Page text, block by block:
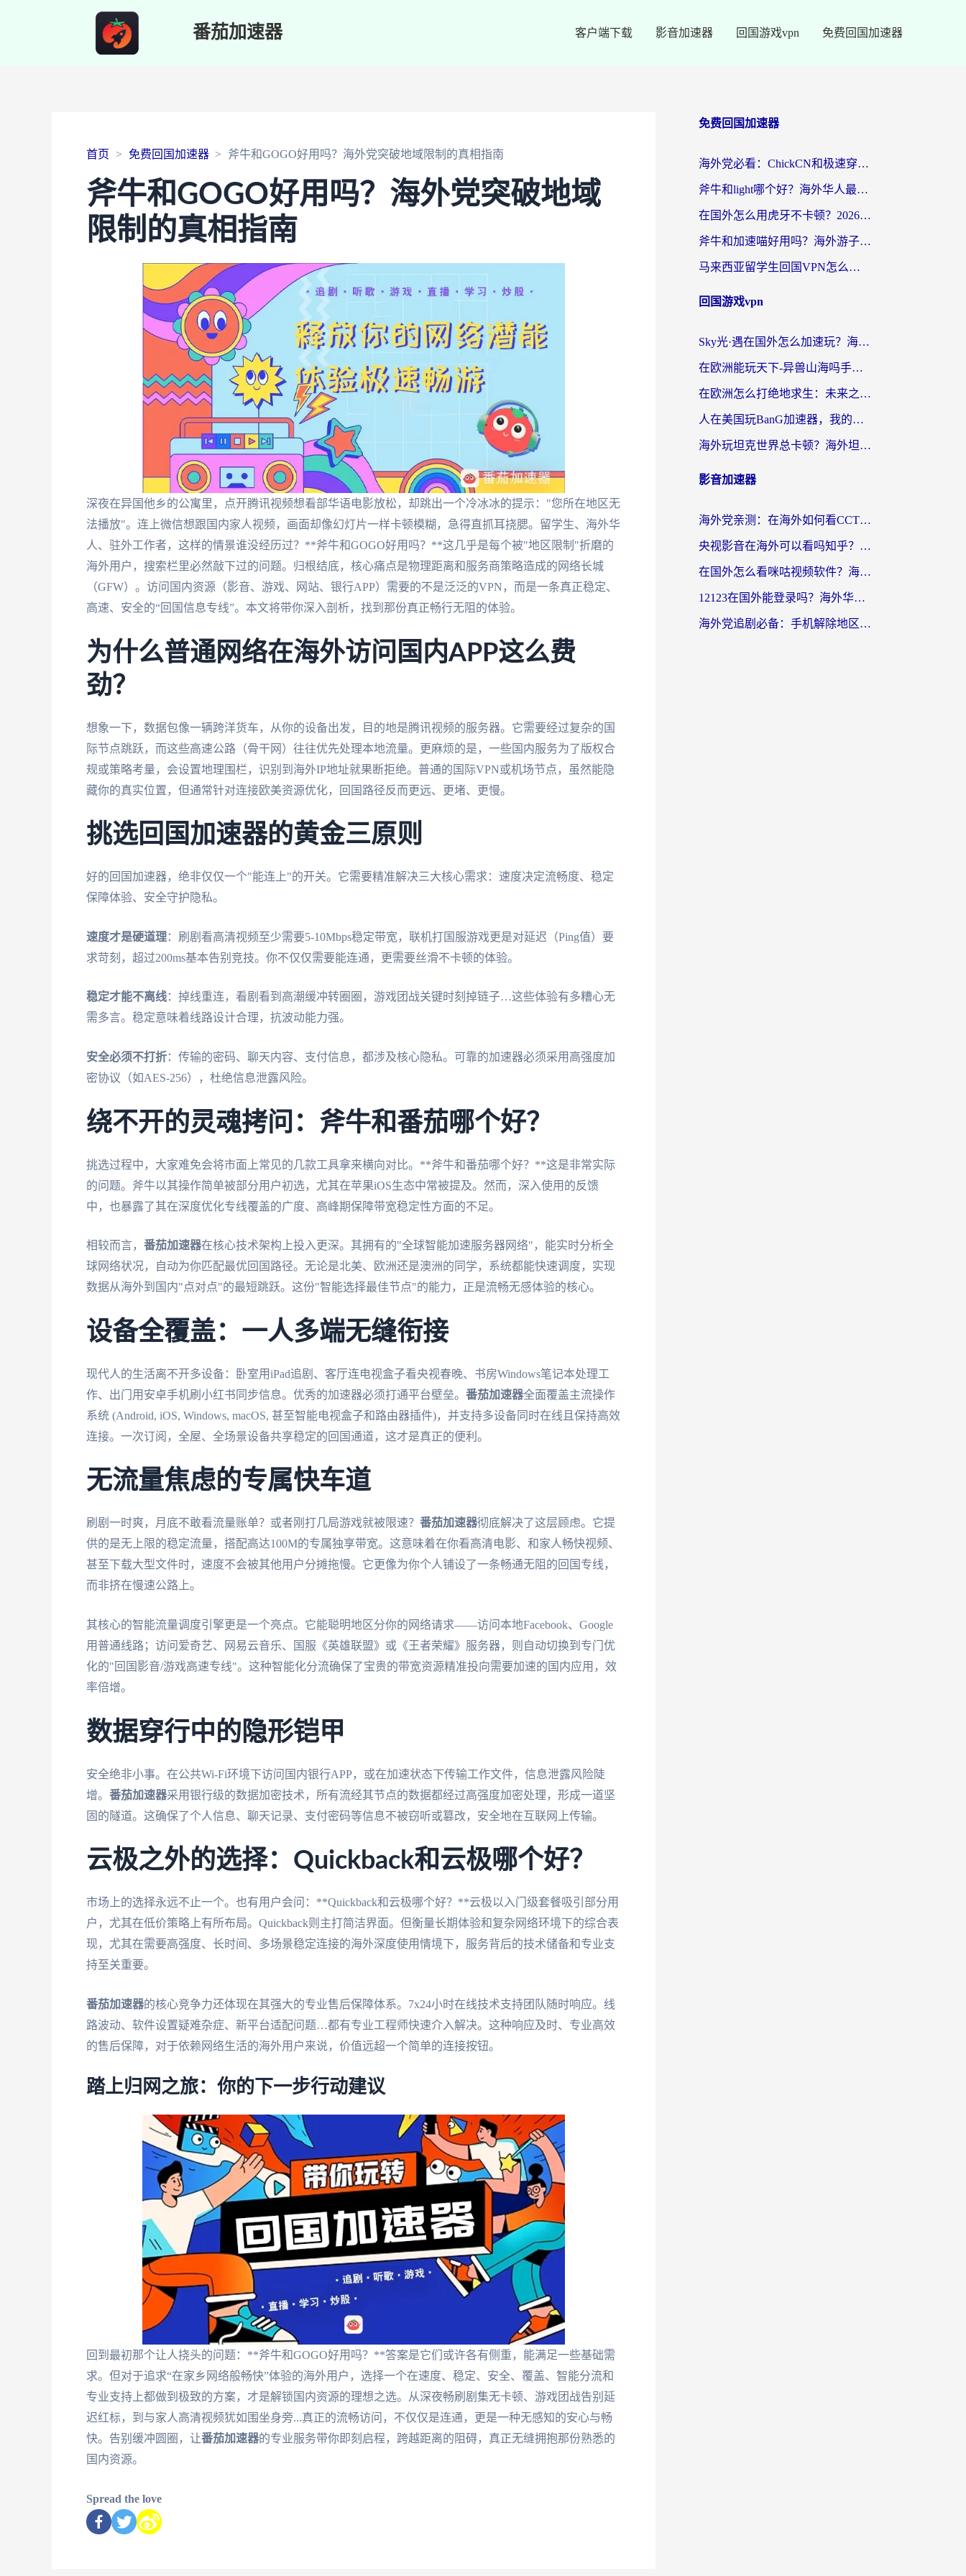
番茄加速器 客户端下载 影音加速器 回国游戏vpn 免费回国加速器
首页 免费回国加速器 斧牛和GOGO好用吗？海外党突破地域限制的真相指南
斧牛和GOGO好用吗？海外党突破地域
限制的真相指南
深夜在异国他乡的公寓里，点开腾讯视频想看部华语电影放松，却跳出一个冷冰冰的提示："您所在地区无
法播放"。连上微信想跟国内家人视频，画面却像幻灯片一样卡顿模糊，急得直抓耳挠腮。留学生、海外华
人、驻外工作者，这样的情景谁没经历过？**斧牛和GOGO好用吗？**这几乎是每个被"地区限制"折磨的
海外用户，搜索栏里必然敲下过的问题。归根结底，核心痛点是物理距离和服务商策略造成的网络长城
（GFW）。访问国内资源（影音、游戏、网站、银行APP）需要的不是泛泛的VPN，而是一条真正稳定、
高速、安全的“回国信息专线”。本文将带你深入剖析，找到那份真正畅行无阻的体验。
为什么普通网络在海外访问国内APP这么费
劲？
想象一下，数据包像一辆跨洋货车，从你的设备出发，目的地是腾讯视频的服务器。它需要经过复杂的国
际节点跳跃，而这些高速公路（骨干网）往往优先处理本地流量。更麻烦的是，一些国内服务为了版权合
规或策略考量，会设置地理围栏，识别到海外IP地址就果断拒绝。普通的国际VPN或机场节点，虽然能隐
藏你的真实位置，但通常针对连接欧美资源优化，回国路径反而更远、更堵、更慢。
挑选回国加速器的黄金三原则
好的回国加速器，绝非仅仅一个"能连上"的开关。它需要精准解决三大核心需求：速度决定流畅度、稳定
保障体验、安全守护隐私。
速度才是硬道理：刷剧看高清视频至少需要5-10Mbps稳定带宽，联机打国服游戏更是对延迟（Ping值）要
求苛刻，超过200ms基本告别竞技。你不仅仅需要能连通，更需要丝滑不卡顿的体验。
稳定才能不离线：掉线重连，看剧看到高潮缓冲转圈圈，游戏团战关键时刻掉链子…这些体验有多糟心无
需多言。稳定意味着线路设计合理，抗波动能力强。
安全必须不打折：传输的密码、聊天内容、支付信息，都涉及核心隐私。可靠的加速器必须采用高强度加
密协议（如AES-256），杜绝信息泄露风险。
绕不开的灵魂拷问：斧牛和番茄哪个好？
挑选过程中，大家难免会将市面上常见的几款工具拿来横向对比。**斧牛和番茄哪个好？**这是非常实际
的问题。斧牛以其操作简单被部分用户初选，尤其在苹果iOS生态中常被提及。然而，深入使用的反馈
中，也暴露了其在深度优化专线覆盖的广度、高峰期保障带宽稳定性方面的不足。
相较而言， 番茄加速器在核心技术架构上投入更深。其拥有的"全球智能加速服务器网络"，能实时分析全
球网络状况，自动为你匹配最优回国路径。无论是北美、欧洲还是澳洲的同学，系统都能快速调度，实现
数据从海外到国内"点对点"的最短跳跃。这份"智能选择最佳节点"的能力，正是流畅无感体验的核心。
设备全覆盖：一人多端无缝衔接
现代人的生活离不开多设备：卧室用iPad追剧、客厅连电视盒子看央视春晚、书房Windows笔记本处理工
作、出门用安卓手机刷小红书同步信息。优秀的加速器必须打通平台壁垒。 番茄加速器全面覆盖主流操作
系统 (Android, iOS, Windows, macOS, 甚至智能电视盒子和路由器插件)，并支持多设备同时在线且保持高效
连接。一次订阅，全屋、全场景设备共享稳定的回国通道，这才是真正的便利。
无流量焦虑的专属快车道
刷剧一时爽，月底不敢看流量账单？或者刚打几局游戏就被限速？ 番茄加速器彻底解决了这层顾虑。它提
供的是无上限的稳定流量，搭配高达100M的专属独享带宽。这意味着在你看高清电影、和家人畅快视频、
甚至下载大型文件时，速度不会被其他用户分摊拖慢。它更像为你个人铺设了一条畅通无阻的回国专线，
而非挤在慢速公路上。
其核心的智能流量调度引擎更是一个亮点。它能聪明地区分你的网络请求——访问本地Facebook、Google
用普通线路；访问爱奇艺、网易云音乐、国服《英雄联盟》或《王者荣耀》服务器，则自动切换到专门优
化的"回国影音/游戏高速专线"。这种智能化分流确保了宝贵的带宽资源精准投向需要加速的国内应用，效
率倍增。
数据穿行中的隐形铠甲
安全绝非小事。在公共Wi-Fi环境下访问国内银行APP，或在加速状态下传输工作文件，信息泄露风险陡
增。 番茄加速器采用银行级的数据加密技术，所有流经其节点的数据都经过高强度加密处理，形成一道坚
固的隧道。这确保了个人信息、聊天记录、支付密码等信息不被窃听或篡改，安全地在互联网上传输。
云极之外的选择：Quickback和云极哪个好？
市场上的选择永远不止一个。也有用户会问：**Quickback和云极哪个好？**云极以入门级套餐吸引部分用
户，尤其在低价策略上有所布局。Quickback则主打简洁界面。但衡量长期体验和复杂网络环境下的综合表
现，尤其在需要高强度、长时间、多场景稳定连接的海外深度使用情境下，服务背后的技术储备和专业支
持至关重要。
番茄加速器的核心竞争力还体现在其强大的专业售后保障体系。7x24小时在线技术支持团队随时响应。线
路波动、软件设置疑难杂症、新平台适配问题…都有专业工程师快速介入解决。这种响应及时、专业高效
的售后保障，对于依赖网络生活的海外用户来说，价值远超一个简单的连接按钮。
踏上归网之旅：你的下一步行动建议
回到最初那个让人挠头的问题：**斧牛和GOGO好用吗？**答案是它们或许各有侧重，能满足一些基础需
求。但对于追求“在家乡网络般畅快”体验的海外用户，选择一个在速度、稳定、安全、覆盖、智能分流和
专业支持上都做到极致的方案，才是解锁国内资源的理想之选。从深夜畅刷剧集无卡顿、游戏团战告别延
迟红标，到与家人高清视频犹如围坐身旁...真正的流畅访问，不仅仅是连通，更是一种无感知的安心与畅
快。告别缓冲圆圈，让番茄加速器的专业服务带你即刻启程，跨越距离的阻碍，真正无缝拥抱那份熟悉的
国内资源。
Spread the love
免费回国加速器
海外党必看：ChickCN和极速穿梭VPN好用吗？3招教你选对回国加速器无缝刷国内资源
斧牛和light哪个好？海外华人最关心的回国加速器选择难题，一篇讲透
在国外怎么用虎牙不卡顿？2026海外华人亲测有效的回国加速器选择指南
斧牛和加速喵好用吗？海外游子的真实选择困境
马来西亚留学生回国VPN怎么选？3个避坑点+1款实测好用的加速器推荐
回国游戏vpn
Sky光·遇在国外怎么加速玩？海外党亲测有效的国服游戏加速指南
在欧洲能玩天下-异兽山海吗手游？海外玩家的加速器生存指南
在欧洲怎么打绝地求生：未来之役不卡？留学生亲测的加速器避坑指南
人在美国玩BanG加速器，我的延迟终于绿了
海外玩坦克世界总卡顿？海外坦克世界加速器有哪些？实测好用的选择在这里
影音加速器
海外党亲测：在海外如何看CCTV？告别“仅限大陆播放”的实用指南
央视影音在海外可以看吗知乎？留学生亲测：3步解决地域限制+追剧自由
在国外怎么看咪咕视频软件？海外党亲测有效的回国加速方案
12123在国外能登录吗？海外华人必看的回国加速实用指南
海外党追剧必备：手机解除地区限制app怎么选？解决央视视频&国内剧地区限制全指南